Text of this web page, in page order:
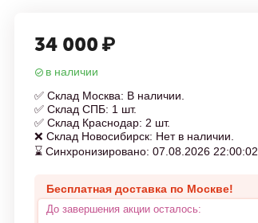
34 000 ₽
в наличии
✅ Склад Москва: В наличии.
✅ Склад СПБ: 1 шт.
✅ Склад Краснодар: 2 шт.
❌ Склад Новосибирск: Нет в наличии.
⌛ Синхронизировано: 07.08.2026 22:00:02
Бесплатная доставка по Москве!
До завершения акции осталось: